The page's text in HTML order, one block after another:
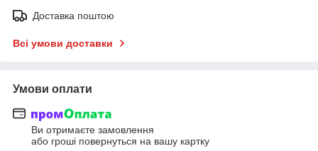
Доставка поштою
Всі умови доставки
Умови оплати
Ви отримаєте замовлення
або гроші повернуться на вашу картку